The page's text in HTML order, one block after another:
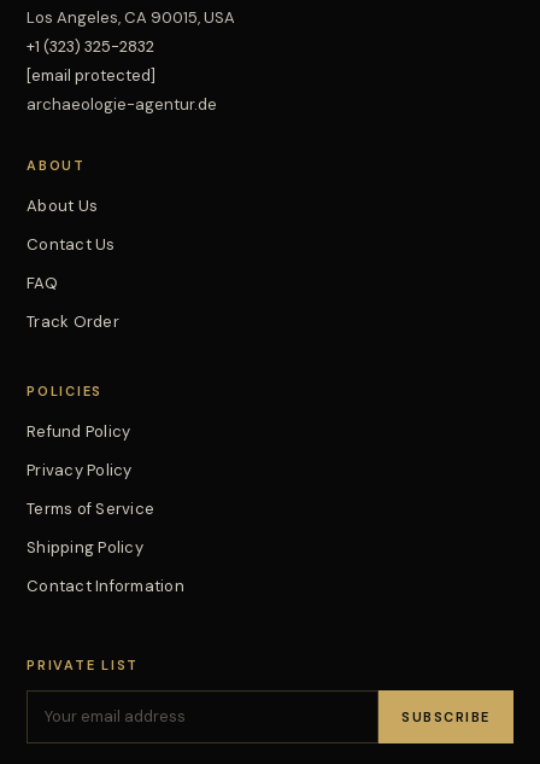
Los Angeles, CA 90015, USA
+1 (323) 325-2832
[email protected]
archaeologie-agentur.de
ABOUT
About Us
Contact Us
FAQ
Track Order
POLICIES
Refund Policy
Privacy Policy
Terms of Service
Shipping Policy
Contact Information
PRIVATE LIST
SUBSCRIBE